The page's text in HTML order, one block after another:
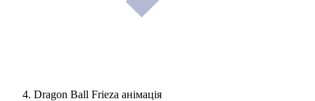
Dragon Ball Frieza анімація